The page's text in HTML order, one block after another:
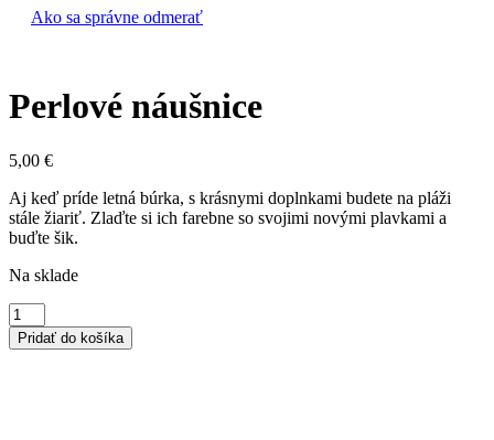
Ako sa správne odmerať
Perlové náušnice
5,00 €
Aj keď príde letná búrka, s krásnymi doplnkami budete na pláži
stále žiariť. Zlaďte si ich farebne so svojimi novými plavkami a
buďte šik.
Na sklade
množstvo
Perlové
náušnice
Pridať do košíka